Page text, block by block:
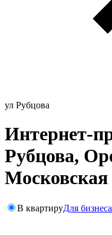
ул Рубцова
Интернет-
Рубцова,
Московская
В квартируДля бизнеса